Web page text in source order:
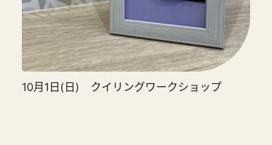
10月1日(日) クイリングワークショップ